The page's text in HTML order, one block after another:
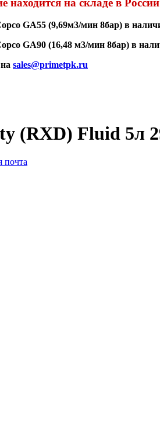
GA55 (9,69м3/мин 8бар) в
GA90 (16,48 м3/мин 8бар) в
sales@primetpk.ru
(RXD) Fluid 5л